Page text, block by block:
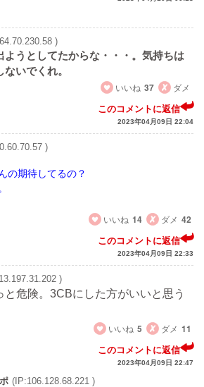
)
ようとしてたからな・・・。気持ちは
いでくれ。
いいね 37 ダメ
このコメントに返信
2023年04月09日 22:04
)
の期待してるの？
いいね 14 ダメ 42
このコメントに返信
2023年04月09日 22:33
)
危険。3CBにした方がいいと思う
いいね 5 ダメ 11
このコメントに返信
2023年04月09日 22:47
(IP:106.128.68.221 )